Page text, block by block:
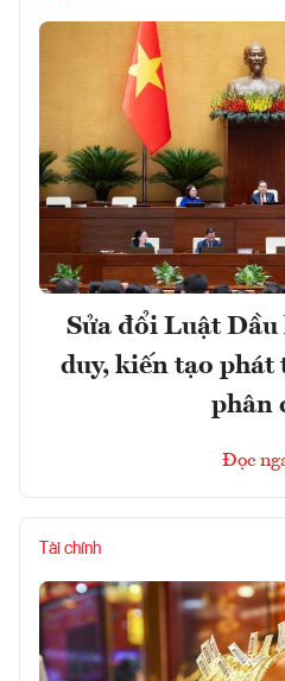
Sửa đổi Luật
duy, kiến tạo
phân
Đọc
Tài chính